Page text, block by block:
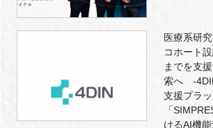
医療系研
コホート
までを支
索へ -
支援プラ
「
けるAI機